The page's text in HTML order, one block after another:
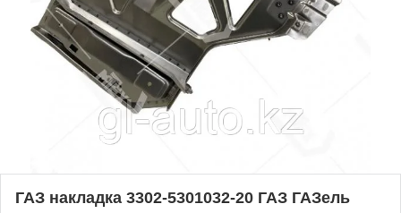
ГАЗ накладка 3302-5301032-20 ГАЗ ГАЗель